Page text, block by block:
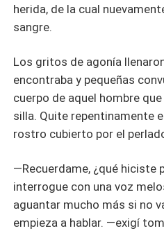
herida, de la cual
sangre.
Los gritos de agonía
encontraba y pequeñas
cuerpo de aquel hombre
silla. Quite repentinamente
rostro cubierto por el
—Recuerdame, ¿qué hiciste
interrogue con una voz
aguantar mucho más si no
empieza a hablar. —exigí